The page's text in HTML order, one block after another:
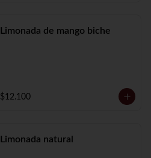
Limonada de mango biche
$12.100
Limonada natural